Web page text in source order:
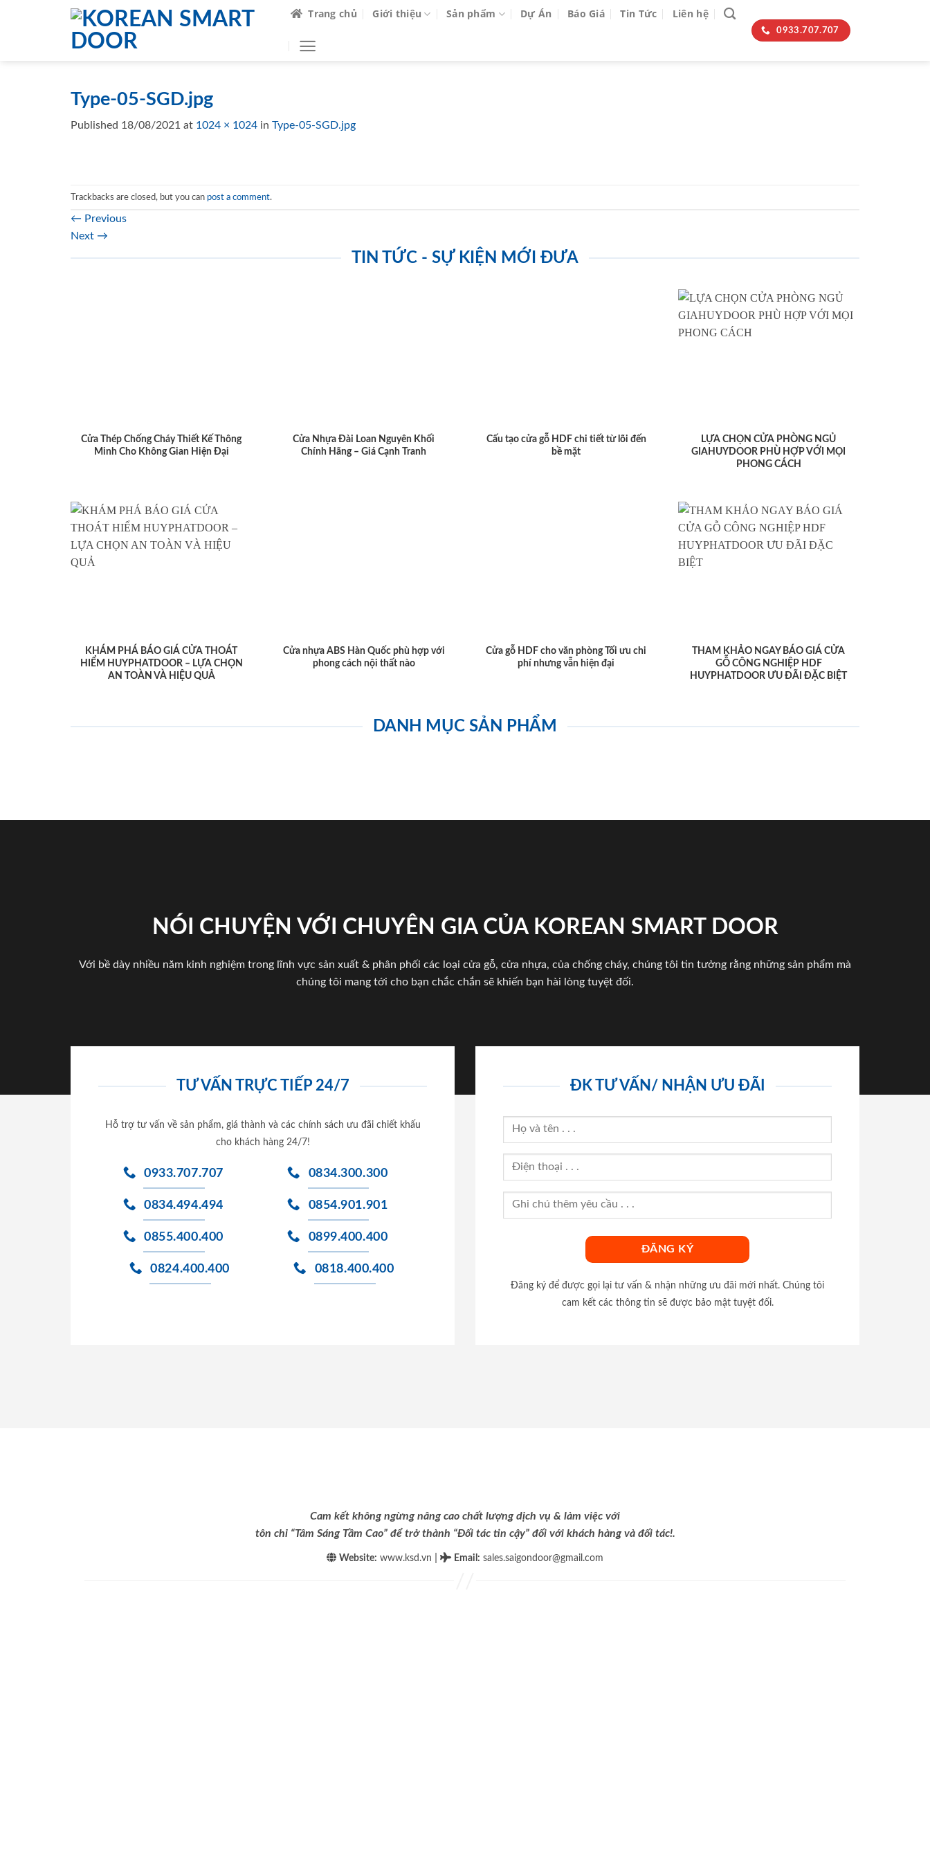
Trang chủ Giới thiệu Sản phẩm Dự Án Báo Giá Tin Tức Liên hệ
0933.707.707
Type-05-SGD.jpg
Published 18/08/2021 at 1024 × 1024 in Type-05-SGD.jpg
Trackbacks are closed, but you can post a comment.
← Previous
Next →
TIN TỨC - SỰ KIỆN MỚI ĐƯA
Cửa Thép Chống Cháy Thiết Kế Thông
Minh Cho Không Gian Hiện Đại
Cửa Nhựa Đài Loan Nguyên Khối
Chính Hãng – Giá Cạnh Tranh
Cấu tạo cửa gỗ HDF chi tiết từ lõi đến
bề mặt
LỰA CHỌN CỬA PHÒNG NGỦ
GIAHUYDOOR PHÙ HỢP VỚI MỌI
PHONG CÁCH
KHÁM PHÁ BÁO GIÁ CỬA THOÁT
HIỂM HUYPHATDOOR – LỰA CHỌN
AN TOÀN VÀ HIỆU QUẢ
Cửa nhựa ABS Hàn Quốc phù hợp với
phong cách nội thất nào
Cửa gỗ HDF cho văn phòng Tối ưu chi
phí nhưng vẫn hiện đại
THAM KHẢO NGAY BÁO GIÁ CỬA
GỖ CÔNG NGHIỆP HDF
HUYPHATDOOR ƯU ĐÃI ĐẶC BIỆT
DANH MỤC SẢN PHẨM
NÓI CHUYỆN VỚI CHUYÊN GIA CỦA KOREAN SMART DOOR
Với bề dày nhiều năm kinh nghiệm trong lĩnh vực sản xuất & phân phối các loại cửa gỗ, cửa nhựa, của chống cháy, chúng tôi tin tưởng rằng những sản phẩm mà
chúng tôi mang tới cho bạn chắc chắn sẽ khiến bạn hài lòng tuyệt đối.
TƯ VẤN TRỰC TIẾP 24/7
Hỗ trợ tư vấn về sản phẩm, giá thành và các chính sách ưu đãi chiết khấu
cho khách hàng 24/7!
0933.707.707
0834.494.494
0855.400.400
0824.400.400
0834.300.300
0854.901.901
0899.400.400
0818.400.400
ĐK TƯ VẤN/ NHẬN ƯU ĐÃI
Đăng ký để được gọi lại tư vấn & nhận những ưu đãi mới nhất. Chúng tôi
cam kết các thông tin sẽ được bảo mật tuyệt đối.
Cam kết không ngừng nâng cao chất lượng dịch vụ & làm việc với
tôn chỉ “Tâm Sáng Tầm Cao” để trở thành “Đối tác tin cậy” đối với khách hàng và đối tác!.
Website: www.ksd.vn Email : sales.saigondoor@gmail.com